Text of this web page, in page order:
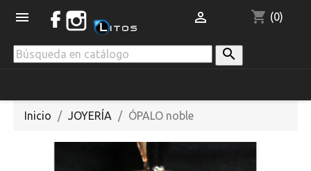
 shopping_cart (0)


Inicio JOYERÍA ÓPALO noble